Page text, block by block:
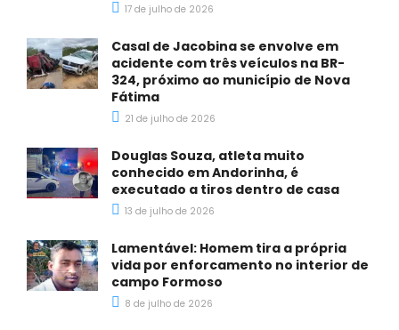
17 de julho de 2026
Casal de Jacobina se envolve em
acidente com três veículos na BR-
324, próximo ao município de Nova
Fátima
21 de julho de 2026
Douglas Souza, atleta muito
conhecido em Andorinha, é
executado a tiros dentro de casa
13 de julho de 2026
Lamentável: Homem tira a própria
vida por enforcamento no interior de
campo Formoso
8 de julho de 2026